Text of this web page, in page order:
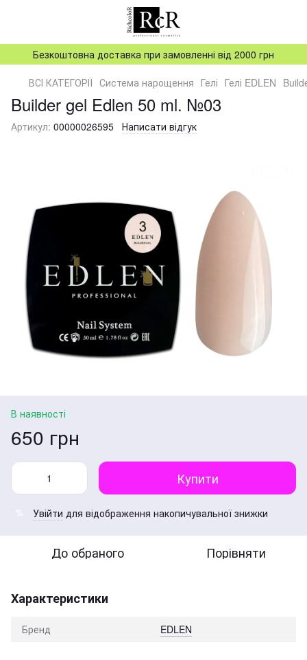
Безкоштовна доставка при замовленні від 2000 грн
ВСІ КАТЕГОРІЇ Система нарощення Гелі Гелі EDLEN
Builder gel Edlen 50 ml. №03
Артикул: 00000026595 Написати відгук
В наявності
650 грн
Купити
Увійти для відображення накопичувальної знижки
До обраного Порівняти
Характеристики
Бренд EDLEN